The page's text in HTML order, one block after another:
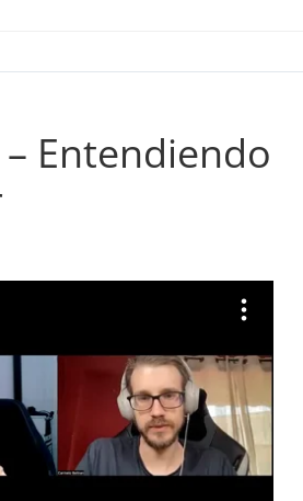
Entendiendo